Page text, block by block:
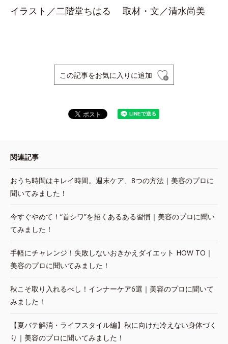
イラスト／二階堂ちはる 取材・文／清水尚美
この記事をお気に入りに追加
関連記事
おうち時間はキレイ時間。週末ケア、8つの方法｜美容のプロに
聞いてみました！
今すぐやめて！“首シワ”を招くあるある習慣｜美容のプロに聞い
てみました！
手軽にチャレンジ！失敗しないおきかえダイエット HOW TO｜
美容のプロに聞いてみました！
秋こそ取り入れるべし！インナーケア6選｜美容のプロに聞いて
みました！
【夏バテ解消・ライフスタイル編】秋に向けた冷えない身体づく
り｜美容のプロに聞いてみました！